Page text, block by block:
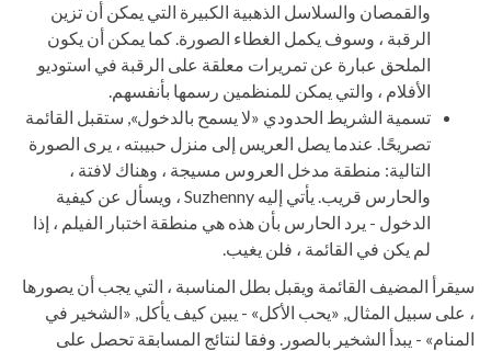
والقمصان والسلاسل الذهبية الكبيرة التي يمكن أن تزين
الرقبة ، وسوف يكمل الغطاء الصورة. كما يمكن أن يكون
الملحق عبارة عن تمريرات معلقة على الرقبة في استوديو
الأفلام ، والتي يمكن للمنظمين رسمها بأنفسهم.
تسمية الشريط الحدودي «لا يسمح بالدخول», ستقبل القائمة
تصريحًا. عندما يصل العريس إلى منزل حبيبته ، يرى الصورة
التالية: منطقة مدخل العروس مسيجة ، وهناك لافتة ،
والحارس قريب. يأتي إليه Suzhenny ، ويسأل عن كيفية
الدخول - يرد الحارس بأن هذه هي منطقة اختبار الفيلم ، إذا
لم يكن في القائمة ، فلن يغيب.
سيقرأ المضيف القائمة ويقبل بطل المناسبة ، التي يجب أن يصورها
، على سبيل المثال, «يحب الأكل» - يبين كيف يأكل, «الشخير في
المنام» - يبدأ الشخير بالصور. وفقا لنتائج المسابقة تحصل على